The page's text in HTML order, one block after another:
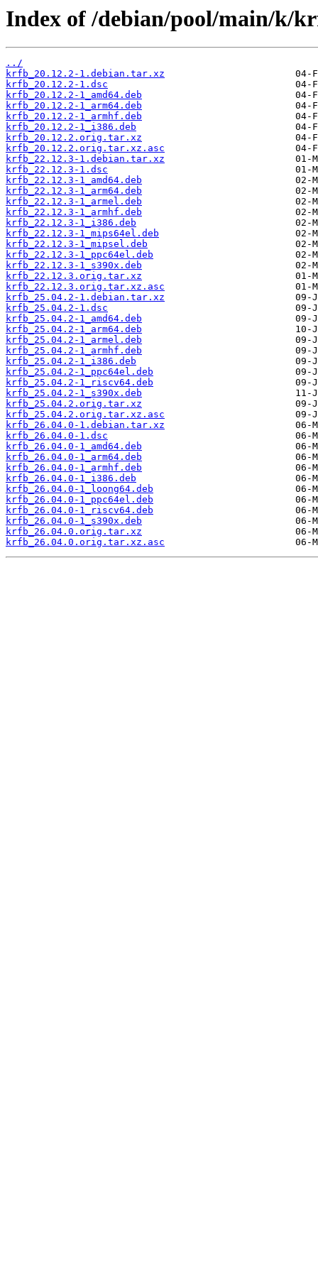
Index of /debian/pool/main/k/
../
krfb_20.12.2-1.debian.tar.xz
krfb_20.12.2-1.dsc
krfb_20.12.2-1_amd64.deb
krfb_20.12.2-1_arm64.deb
krfb_20.12.2-1_armhf.deb
krfb_20.12.2-1_i386.deb
krfb_20.12.2.orig.tar.xz
krfb_20.12.2.orig.tar.xz.asc
krfb_22.12.3-1.debian.tar.xz
krfb_22.12.3-1.dsc
krfb_22.12.3-1_amd64.deb
krfb_22.12.3-1_arm64.deb
krfb_22.12.3-1_armel.deb
krfb_22.12.3-1_armhf.deb
krfb_22.12.3-1_i386.deb
krfb_22.12.3-1_mips64el.deb
krfb_22.12.3-1_mipsel.deb
krfb_22.12.3-1_ppc64el.deb
krfb_22.12.3-1_s390x.deb
krfb_22.12.3.orig.tar.xz
krfb_22.12.3.orig.tar.xz.asc
krfb_25.04.2-1.debian.tar.xz
krfb_25.04.2-1.dsc
krfb_25.04.2-1_amd64.deb
krfb_25.04.2-1_arm64.deb
krfb_25.04.2-1_armel.deb
krfb_25.04.2-1_armhf.deb
krfb_25.04.2-1_i386.deb
krfb_25.04.2-1_ppc64el.deb
krfb_25.04.2-1_riscv64.deb
krfb_25.04.2-1_s390x.deb
krfb_25.04.2.orig.tar.xz
krfb_25.04.2.orig.tar.xz.asc
krfb_26.04.0-1.debian.tar.xz
krfb_26.04.0-1.dsc
krfb_26.04.0-1_amd64.deb
krfb_26.04.0-1_arm64.deb
krfb_26.04.0-1_armhf.deb
krfb_26.04.0-1_i386.deb
krfb_26.04.0-1_loong64.deb
krfb_26.04.0-1_ppc64el.deb
krfb_26.04.0-1_riscv64.deb
krfb_26.04.0-1_s390x.deb
krfb_26.04.0.orig.tar.xz
krfb_26.04.0.orig.tar.xz.asc